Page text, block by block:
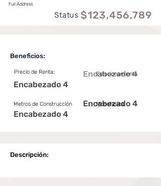
Full Address
Status $123,456,789
Beneficios:
Precio de Renta:
Encabezado 4
Encabezado 4
Estacionamiento
Metros de Construcción
Encabezado 4
Encabezado 4
Monofasica
Descripción: